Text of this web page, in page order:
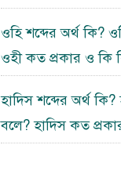
ওহি শব্দের অর্থ কি?
ওহী কত প্রকার ও কি
হাদিস শব্দের অর্থ
বলে? হাদিস কত